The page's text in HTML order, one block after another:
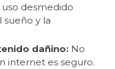
desmedido
y la
dañino: No
internet es seguro.